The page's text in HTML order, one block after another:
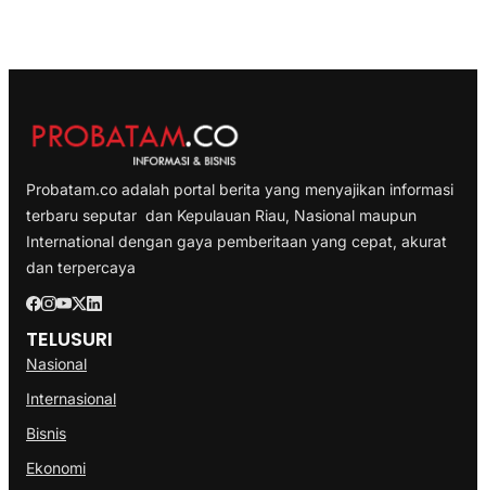
Probatam.co adalah portal berita yang menyajikan informasi
terbaru seputar dan Kepulauan Riau, Nasional maupun
International dengan gaya pemberitaan yang cepat, akurat
dan terpercaya
TELUSURI
Nasional
Internasional
Bisnis
Ekonomi